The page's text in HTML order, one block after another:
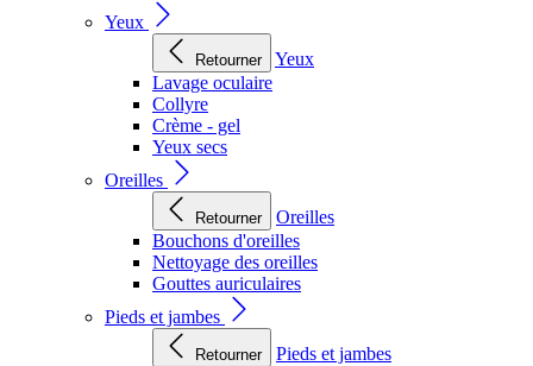
Yeux
Retourner
Yeux
Lavage oculaire
Collyre
Crème - gel
Yeux secs
Oreilles
Retourner
Oreilles
Bouchons d'oreilles
Nettoyage des oreilles
Gouttes auriculaires
Pieds et jambes
Retourner
Pieds et jambes